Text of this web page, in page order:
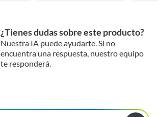
¿Tienes dudas sobre este producto?
Nuestra IA puede ayudarte. Si no
encuentra una respuesta, nuestro equipo
te responderá.